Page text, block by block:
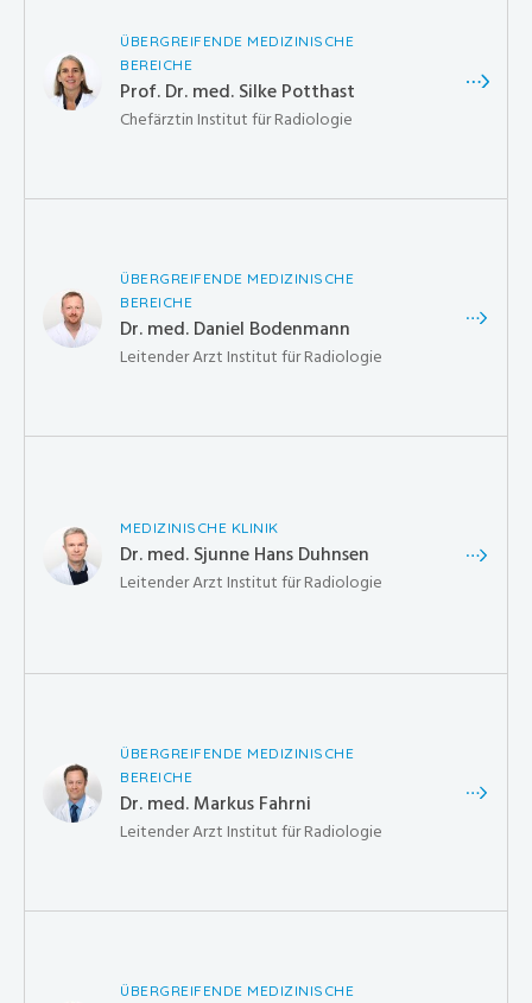
ÜBERGREIFENDE MEDIZINISCHE
BEREICHE
Prof. Dr. med. Silke Potthast
Chefärztin Institut für Radiologie
ÜBERGREIFENDE MEDIZINISCHE
BEREICHE
Dr. med. Daniel Bodenmann
Leitender Arzt Institut für Radiologie
MEDIZINISCHE KLINIK
Dr. med. Sjunne Hans Duhnsen
Leitender Arzt Institut für Radiologie
ÜBERGREIFENDE MEDIZINISCHE
BEREICHE
Dr. med. Markus Fahrni
Leitender Arzt Institut für Radiologie
ÜBERGREIFENDE MEDIZINISCHE